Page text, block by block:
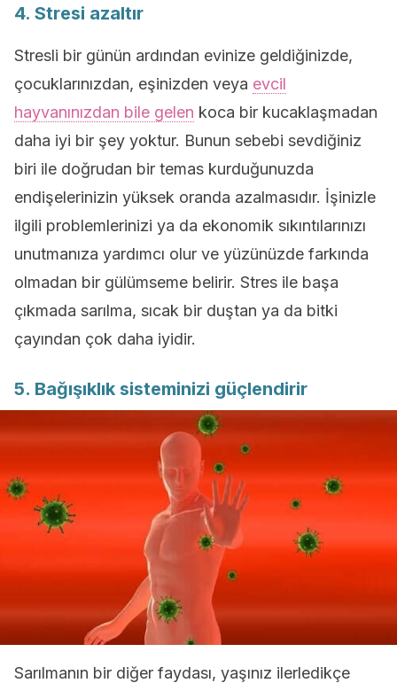
4. Stresi azaltır
Stresli bir günün ardından evinize geldiğinizde,
çocuklarınızdan, eşinizden veya evcil
hayvanınızdan bile gelen koca bir kucaklaşmadan
daha iyi bir şey yoktur. Bunun sebebi sevdiğiniz
biri ile doğrudan bir temas kurduğunuzda
endişelerinizin yüksek oranda azalmasıdır. İşinizle
ilgili problemlerinizi ya da ekonomik sıkıntılarınızı
unutmanıza yardımcı olur ve yüzünüzde farkında
olmadan bir gülümseme belirir. Stres ile başa
çıkmada sarılma, sıcak bir duştan ya da bitki
çayından çok daha iyidir.
5. Bağışıklık sisteminizi güçlendirir
Sarılmanın bir diğer faydası, yaşınız ilerledikçe